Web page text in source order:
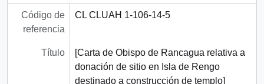
Código de
referencia
CL CLUAH 1-106-14-5
Título
[Carta de Obispo de Rancagua relativa a
donación de sitio en Isla de Rengo
destinado a construcción de templo]